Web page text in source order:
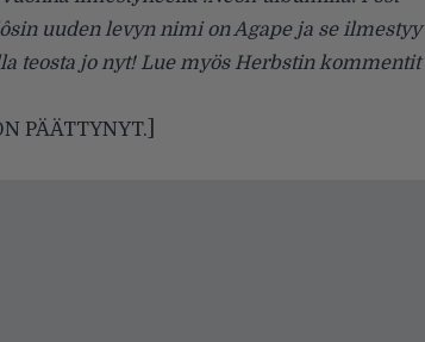
uuden levyn nimi on Agape ja se ilmestyy
teosta jo nyt! Lue myös Herbstin kommentit
PÄÄTTYNYT.]